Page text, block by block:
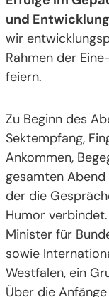
und
wir
Rahmen der
feiern.
Zu Beginn des
Sektempfang,
Ankommen,
gesamten
der die
Humor
Minister für
sowie
Westfalen, ein
Über die